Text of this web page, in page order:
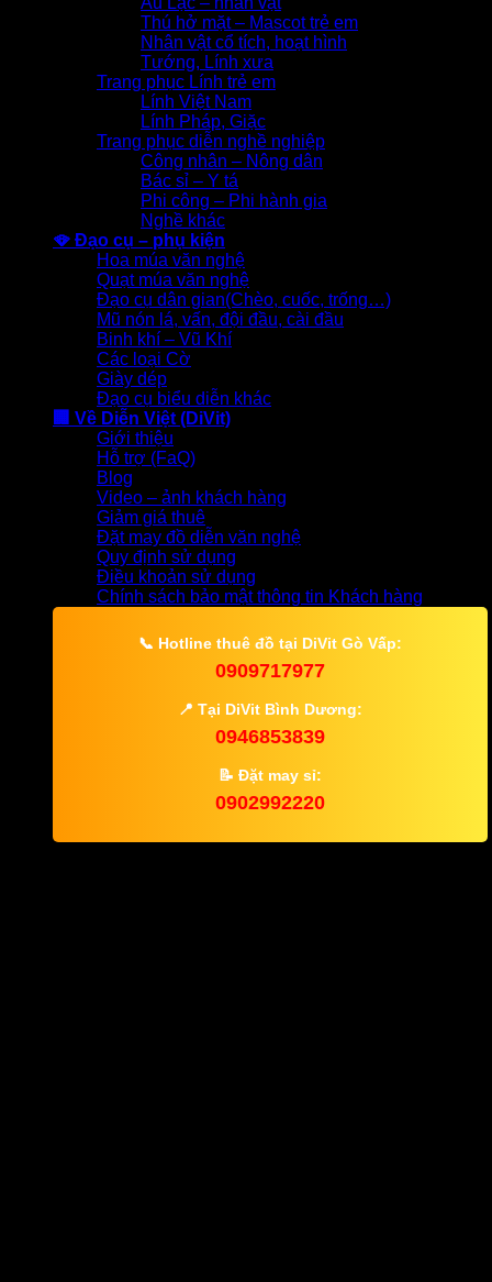
Thú hở mặt – Mascot trẻ em
Nhân vật cổ tích, hoạt hình
Tướng, Lính xưa
Trang phục Lính trẻ em
Lính Việt Nam
Lính Pháp, Giặc
Trang phục diễn nghề nghiệp
Công nhân – Nông dân
Bác sỉ – Y tá
Phi công – Phi hành gia
Nghề khác
🪭 Đạo cụ – phụ kiện
Hoa múa văn nghệ
Quạt múa văn nghệ
Đạo cụ dân gian(Chèo, cuốc, trống…)
Mũ nón lá, vấn, đội đầu, cài đầu
Binh khí – Vũ Khí
Các loại Cờ
Giày dép
Đạo cụ biểu diễn khác
🏢 Về Diễn Việt (DiVit)
Giới thiệu
Hỗ trợ (FaQ)
Blog
Video – ảnh khách hàng
Giảm giá thuê
Đặt may đồ diễn văn nghệ
Quy định sử dụng
Điều khoản sử dụng
Chính sách bảo mật thông tin Khách hàng
📞 Hotline thuê đồ tại DiVit Gò Vấp:
0909717977
📍Tại DiVit Bình Dương:
0946853839
📝Đặt may sỉ:
0902992220